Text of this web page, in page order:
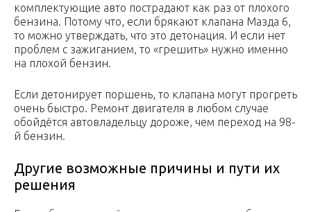
комплектующие авто пострадают как раз от плохого
бензина. Потому что, если брякают клапана Мазда 6,
то можно утверждать, что это детонация. И если нет
проблем с зажиганием, то «грешить» нужно именно
на плохой бензин.
Если детонирует поршень, то клапана могут прогреть
очень быстро. Ремонт двигателя в любом случае
обойдётся автовладельцу дороже, чем переход на 98-
й бензин.
Другие возможные причины и пути их
решения